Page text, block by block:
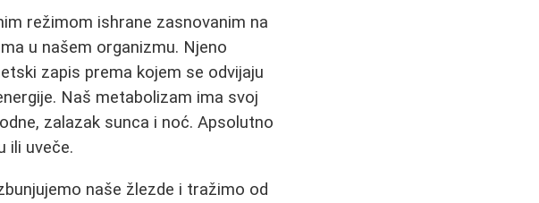
režimom ishrane zasnovanim na
u našem organizmu. Njeno
zapis prema kojem se odvijaju
Naš metabolizam ima svoj
zalazak sunca i noć. Apsolutno
ili uveče.
naše žlezde i tražimo od